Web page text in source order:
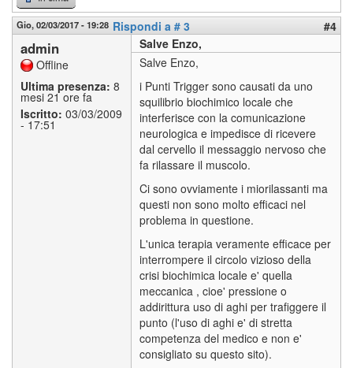
Gio, 02/03/2017 - 19:28 Rispondi a # 3 #4
admin
Offline
Ultima presenza: 8
mesi 21 ore fa
Iscritto: 03/03/2009
- 17:51
Salve Enzo,
Salve Enzo,
i Punti Trigger sono causati da uno
squilibrio biochimico locale che
interferisce con la comunicazione
neurologica e impedisce di ricevere
dal cervello il messaggio nervoso che
fa rilassare il muscolo.
Ci sono ovviamente i miorilassanti ma
questi non sono molto efficaci nel
problema in questione.
L'unica terapia veramente efficace per
interrompere il circolo vizioso della
crisi biochimica locale e' quella
meccanica , cioe' pressione o
addirittura uso di aghi per trafiggere il
punto (l'uso di aghi e' di stretta
competenza del medico e non e'
consigliato su questo sito).